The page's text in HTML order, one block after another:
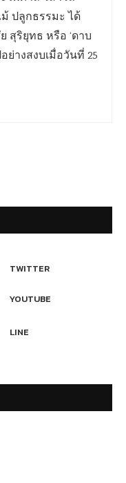
ปลูกธรรมะ ได้
สุริยุทธ หรือ ‘ดาบ
ย่างสงบเมื่อวันที่ 25
TWITTER
YOUTUBE
LINE